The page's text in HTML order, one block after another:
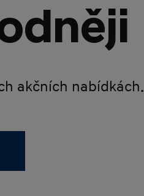
akčních nabídkách.